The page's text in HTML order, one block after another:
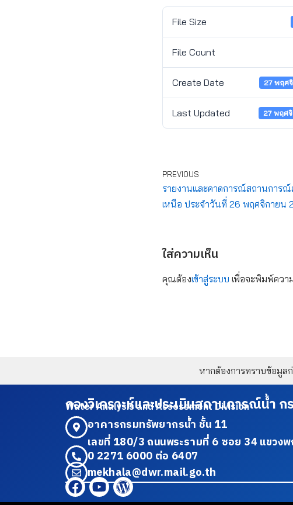
File Size
File Count
Create Date 27 พฤศ
Last Updated 27 พฤศ
PREVIOUS
รายงานและคาดการณ์สถานการณ์
เหนือ ประจำวันที่ 26 พฤศจิกายน
ใส่ความเห็น
คุณต้องเข้าสู่ระบบ เพื่อจะพิมพ์ควา
หากต้องการทราบข้อมูล
กองวิเคราะห์และประเมินสถานการณ์น้ำ
Water Analysis and Assessment Division
อาคารกรมทรัพยากรน้ำ ชั้น 11
เลขที่ 180/3 ถนนพระรามที่ 6 ซอย 34 แขว
0 2271 6000 ต่อ 6407
mekhala@dwr.mail.go.th